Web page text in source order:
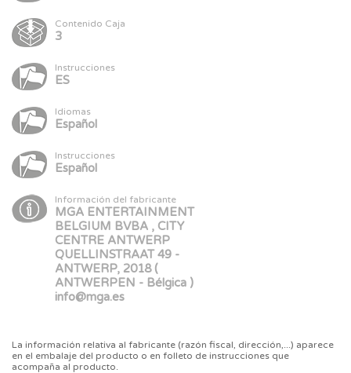
Contenido Caja
3
Instrucciones
ES
Idiomas
Español
Instrucciones
Español
Información del fabricante
MGA ENTERTAINMENT
BELGIUM BVBA , CITY
CENTRE ANTWERP
QUELLINSTRAAT 49 -
ANTWERP, 2018 (
ANTWERPEN - Bélgica )
info@mga.es
La información relativa al fabricante (razón fiscal, dirección,...) aparece
en el embalaje del producto o en folleto de instrucciones que
acompaña al producto.